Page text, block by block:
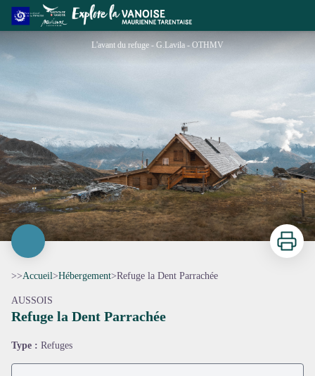
Refuge la Dent Parrachée
L'avant du refuge - G.Lavila - OTHMV
Imprimer
>>Accueil>Hébergement>Refuge la Dent Parrachée
AUSSOIS
Refuge la Dent Parrachée
Type : Refuges